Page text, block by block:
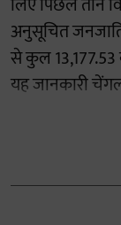
अनुसूचित
से कुल 13,177.53
यह जानकारी